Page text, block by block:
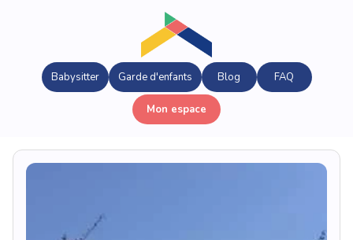
Babysitter Garde d'enfants Blog FAQ
Mon espace